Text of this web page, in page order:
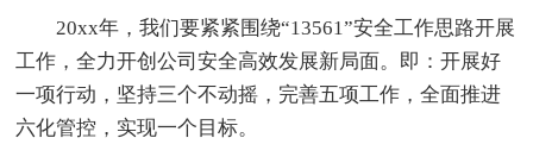
20xx年，我们要紧紧围绕“13561”安全工作思路开展
工作，全力开创公司安全高效发展新局面。即：开展好
一项行动，坚持三个不动摇，完善五项工作，全面推进
六化管控，实现一个目标。